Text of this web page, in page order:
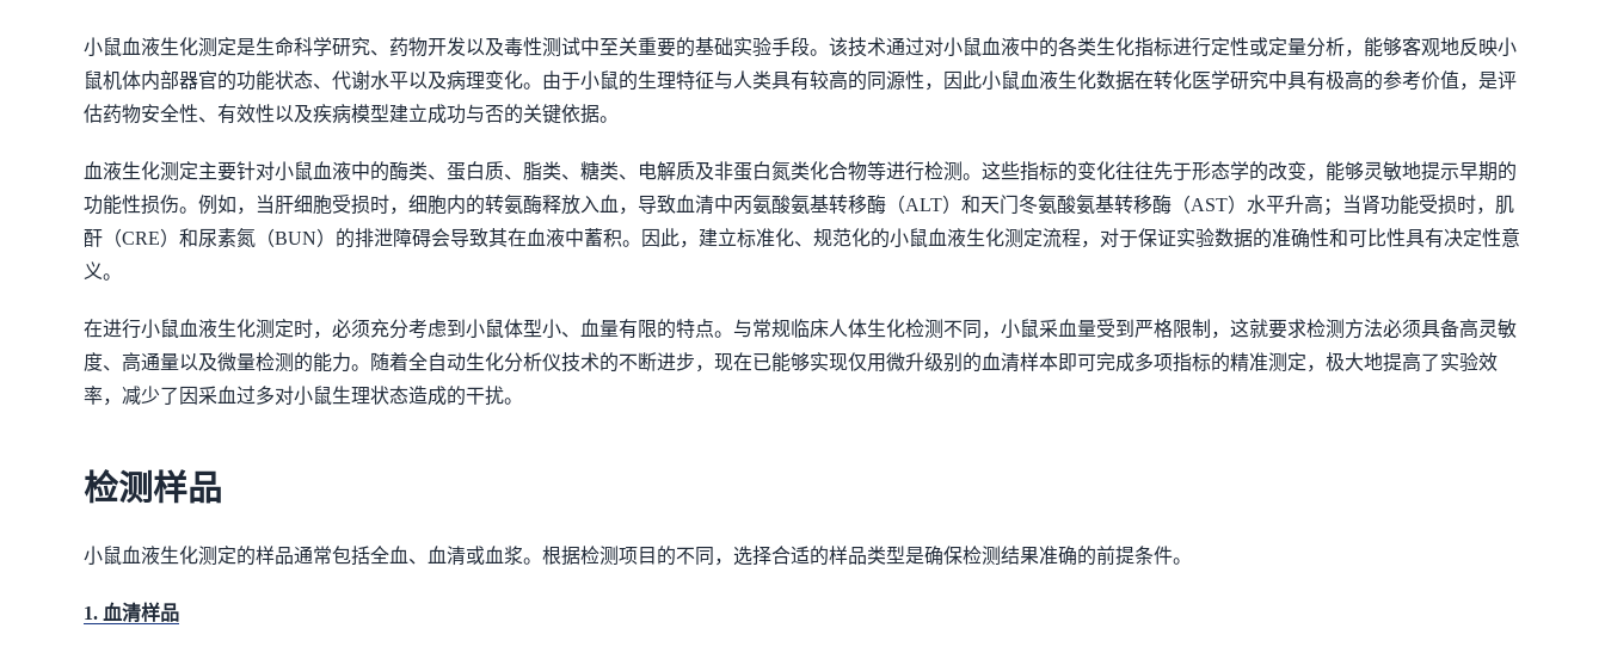
小鼠血液生化测定是生命科学研究、药物开发以及毒性测试中至关重要的基础实验手段。该技术通过对小鼠血液中的各类生化指标进行定性或定量分析，能够客观地反映小
鼠机体内部器官的功能状态、代谢水平以及病理变化。由于小鼠的生理特征与人类具有较高的同源性，因此小鼠血液生化数据在转化医学研究中具有极高的参考价值，是评
估药物安全性、有效性以及疾病模型建立成功与否的关键依据。
血液生化测定主要针对小鼠血液中的酶类、蛋白质、脂类、糖类、电解质及非蛋白氮类化合物等进行检测。这些指标的变化往往先于形态学的改变，能够灵敏地提示早期的
功能性损伤。例如，当肝细胞受损时，细胞内的转氨酶释放入血，导致血清中丙氨酸氨基转移酶（ALT）和天门冬氨酸氨基转移酶（AST）水平升高；当肾功能受损时，肌
酐（CRE）和尿素氮（BUN）的排泄障碍会导致其在血液中蓄积。因此，建立标准化、规范化的小鼠血液生化测定流程，对于保证实验数据的准确性和可比性具有决定性意
义。
在进行小鼠血液生化测定时，必须充分考虑到小鼠体型小、血量有限的特点。与常规临床人体生化检测不同，小鼠采血量受到严格限制，这就要求检测方法必须具备高灵敏
度、高通量以及微量检测的能力。随着全自动生化分析仪技术的不断进步，现在已能够实现仅用微升级别的血清样本即可完成多项指标的精准测定，极大地提高了实验效
率，减少了因采血过多对小鼠生理状态造成的干扰。
检测样品
小鼠血液生化测定的样品通常包括全血、血清或血浆。根据检测项目的不同，选择合适的样品类型是确保检测结果准确的前提条件。
1. 血清样品